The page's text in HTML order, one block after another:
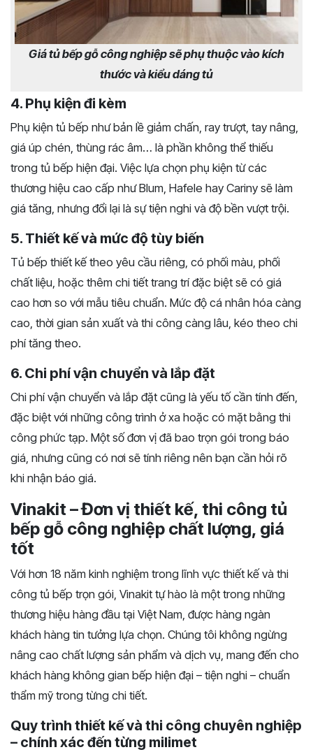
Giá tủ bếp gỗ công nghiệp sẽ phụ thuộc vào kích
thước và kiểu dáng tủ
4. Phụ kiện đi kèm
Phụ kiện tủ bếp như bản lề giảm chấn, ray trượt, tay nâng,
giá úp chén, thùng rác âm… là phần không thể thiếu
trong tủ bếp hiện đại. Việc lựa chọn phụ kiện từ các
thương hiệu cao cấp như Blum, Hafele hay Cariny sẽ làm
giá tăng, nhưng đổi lại là sự tiện nghi và độ bền vượt trội.
5. Thiết kế và mức độ tùy biến
Tủ bếp thiết kế theo yêu cầu riêng, có phối màu, phối
chất liệu, hoặc thêm chi tiết trang trí đặc biệt sẽ có giá
cao hơn so với mẫu tiêu chuẩn. Mức độ cá nhân hóa càng
cao, thời gian sản xuất và thi công càng lâu, kéo theo chi
phí tăng theo.
6. Chi phí vận chuyển và lắp đặt
Chi phí vận chuyển và lắp đặt cũng là yếu tố cần tính đến,
đặc biệt với những công trình ở xa hoặc có mặt bằng thi
công phức tạp. Một số đơn vị đã bao trọn gói trong báo
giá, nhưng cũng có nơi sẽ tính riêng nên bạn cần hỏi rõ
khi nhận báo giá.
Vinakit – Đơn vị thiết kế, thi công tủ
bếp gỗ công nghiệp chất lượng, giá
tốt
Với hơn 18 năm kinh nghiệm trong lĩnh vực thiết kế và thi
công tủ bếp trọn gói, Vinakit tự hào là một trong những
thương hiệu hàng đầu tại Việt Nam, được hàng ngàn
khách hàng tin tưởng lựa chọn. Chúng tôi không ngừng
nâng cao chất lượng sản phẩm và dịch vụ, mang đến cho
khách hàng không gian bếp hiện đại – tiện nghi – chuẩn
thẩm mỹ trong từng chi tiết.
Quy trình thiết kế và thi công chuyên nghiệp
– chính xác đến từng milimet